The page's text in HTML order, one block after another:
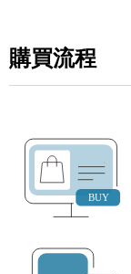
購買流程